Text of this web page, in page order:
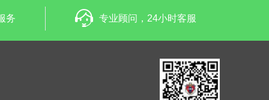
务 专业顾问，24小时客服